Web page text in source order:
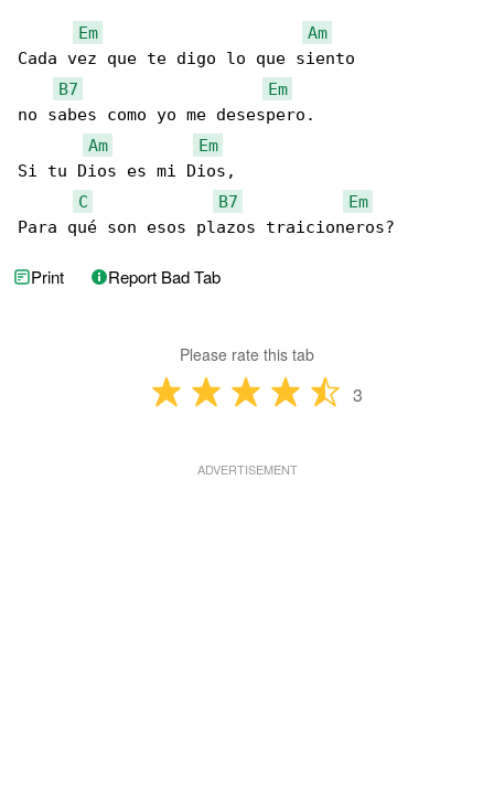
Em
Am
Cada vez que te digo lo que siento
B7
Em
no sabes como yo me desespero.
Am
Em
Si tu Dios es mi Dios,
C
B7
Em
Para qué son esos plazos traicioneros?
Print Report Bad Tab
Please rate this tab
3